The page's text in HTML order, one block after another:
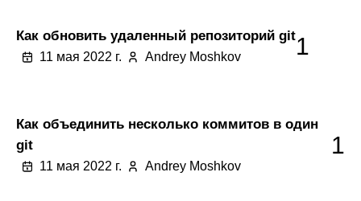
Как обновить удаленный репозиторий git
11 мая 2022 г. Andrey Moshkov 1
Как объединить несколько коммитов в один
git
11 мая 2022 г. Andrey Moshkov
1